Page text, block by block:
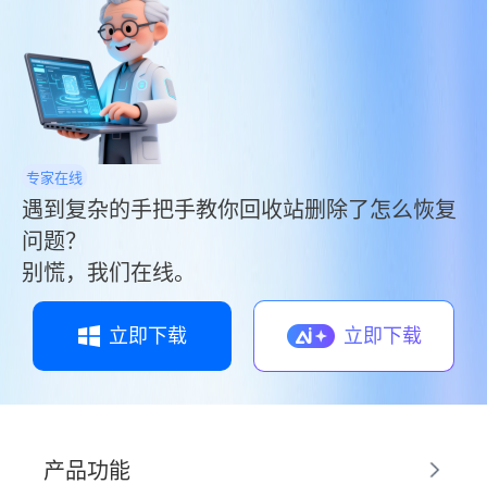
间”。只要采取正确、及时的措施，恢复数据的成
功率非常高。
专家在线
遇到复杂的手把手教你回收站删除了怎么恢复
问题？
别慌，我们在线。
立即下载 立即下载
产品功能